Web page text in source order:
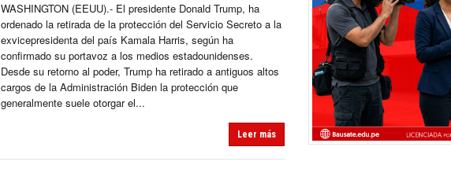
WASHINGTON (EEUU).- El presidente Donald Trump, ha
ordenado la retirada de la protección del Servicio Secreto a la
exvicepresidenta del país Kamala Harris, según ha
confirmado su portavoz a los medios estadounidenses.
Desde su retorno al poder, Trump ha retirado a antiguos altos
cargos de la Administración Biden la protección que
generalmente suele otorgar el...
Leer más